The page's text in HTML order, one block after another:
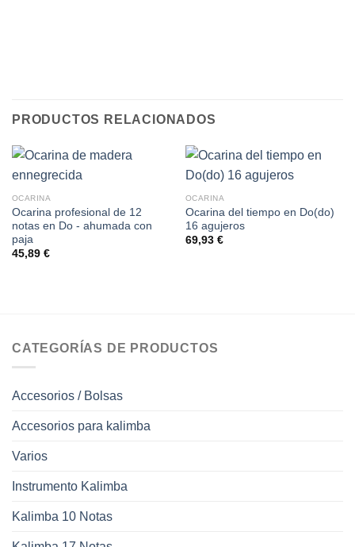
PRODUCTOS RELACIONADOS
OCARINA
Ocarina profesional de 12
notas en Do - ahumada con
paja
45,89 €
OCARINA
Ocarina del tiempo en Do(do)
16 agujeros
69,93 €
CATEGORÍAS DE PRODUCTOS
Accesorios / Bolsas
Accesorios para kalimba
Varios
Instrumento Kalimba
Kalimba 10 Notas